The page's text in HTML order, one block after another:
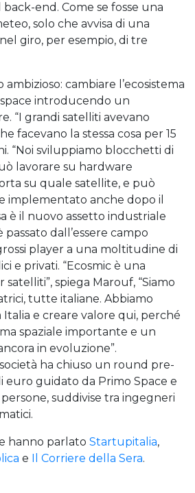
end. Come se fosse una
solo che avvisa di una
giro, per esempio, di tre
cambiare l’ecosistema
introducendo un
“I grandi satelliti avevano
facevano la stessa cosa per 15
“Noi sviluppiamo blocchetti di
lavorare su hardware
su quale satellite, e può
implementato anche dopo il
è il nuovo assetto industriale
dall’essere campo
player a una moltitudine di
e privati. “Ecosmic è una
spiega Marouf, “Siamo
tutte italiane. Abbiamo
Italia e creare valore qui, perché
spaziale importante e un
in evoluzione”.
ha chiuso un round pre-
euro guidato da Primo Space e
suddivise tra ingegneri
hanno parlato Startupitalia,
e Il Corriere della Sera.